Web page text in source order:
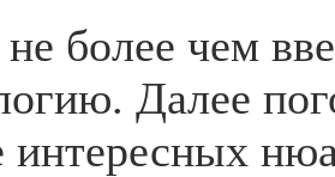
более чем
Далее
интересных